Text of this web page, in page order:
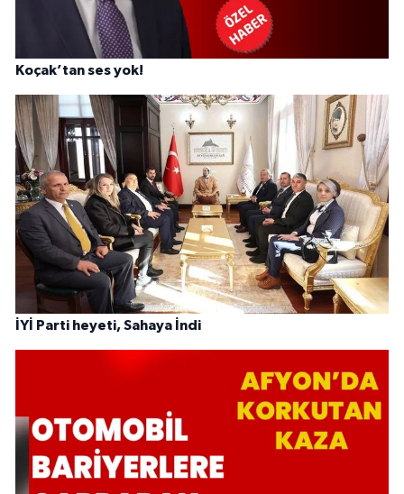
Koçak’tan ses yok!
İYİ Parti heyeti, Sahaya İndi